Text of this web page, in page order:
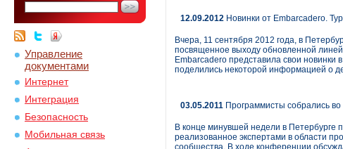
Управление
документами
Интернет
Интеграция
Безопасность
Мобильная связь
12.09.2012 Новинки от Embarcadero.
Вчера, 11 сентября 2012 года, в
посвященное выходу обновленной
Embarcadero представила свои новинки
поделились некоторой информацией о
03.05.2011 Программисты собрались во
В конце минувшей недели в
реализованное экспертами в области
сообщества. В ходе конференции